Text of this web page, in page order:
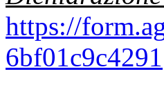
https://
6bf01c9c4291